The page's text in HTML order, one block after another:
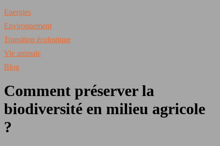
Energies
Environnement
Transition écologique
Vie animale
Blog
Comment préserver la
biodiversité en milieu agricole
?